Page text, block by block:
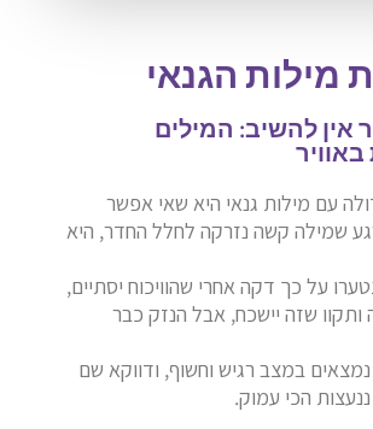
מילות הגנאי
אין להשיב: המילים
עם מילות גנאי היא שאי אפשר
שמילה קשה נזרקה לחלל החדר, היא
על כך דקה אחרי שהוויכוח יסתיים,
ותקוו שזה יישכח, אבל הנזק כבר
נמצאים במצב רגיש וחשוף, ודווקא שם
הכי עמוק.